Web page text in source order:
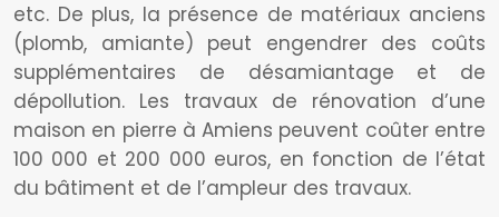
etc. De plus, la présence de matériaux anciens
(plomb, amiante) peut engendrer des coûts
supplémentaires de désamiantage et de
dépollution. Les travaux de rénovation d’une
maison en pierre à Amiens peuvent coûter entre
100 000 et 200 000 euros, en fonction de l’état
du bâtiment et de l’ampleur des travaux.